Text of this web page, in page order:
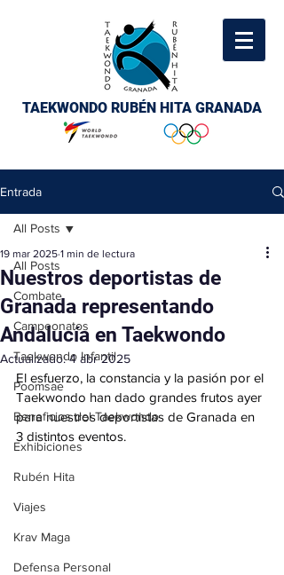
TAEKWONDO RUBÉN HITA GRANADA
Entrada
All Posts
Combate
Campeonatos
Taekwondo Infantil
Poomsae
Beneficios del Taekwondo
Exhibiciones
Rubén Hita
Viajes
Krav Maga
Defensa Personal
All Posts
Nuestros deportistas de
Granada representando
Andalucía en Taekwondo
19 mar 2025 1 min de lectura
Actualizado:4 abr 2025
El esfuerzo, la constancia y la pasión por el
Taekwondo han dado grandes frutos ayer
para nuestros deportistas de Granada en
3 distintos eventos.